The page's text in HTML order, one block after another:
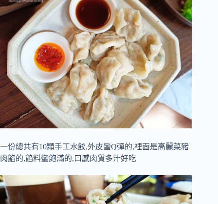
一份總共有10顆手工水餃,外皮蠻Q彈的,裡面是高麗菜豬
肉餡的,餡料蠻飽滿的,口感肉質多汁好吃